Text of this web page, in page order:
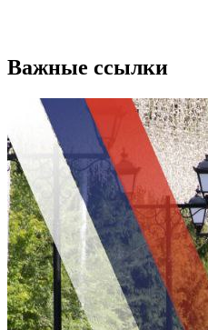
Важные ссылки